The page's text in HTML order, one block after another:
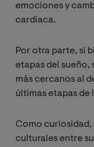
emociones y
cardíaca.
Por otra parte, si
etapas del sueño,
más cercanos al
últimas etapas de
Como
culturales entre